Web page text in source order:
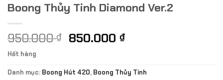
Boong Thủy Tinh Diamond Ver.2
950.000₫ Giá
là:
950.000 ₫.
850.000 ₫Giá
tại
là:
Hết hàng
Danh mục: Boong Hút 420, Boong Thủy Tinh